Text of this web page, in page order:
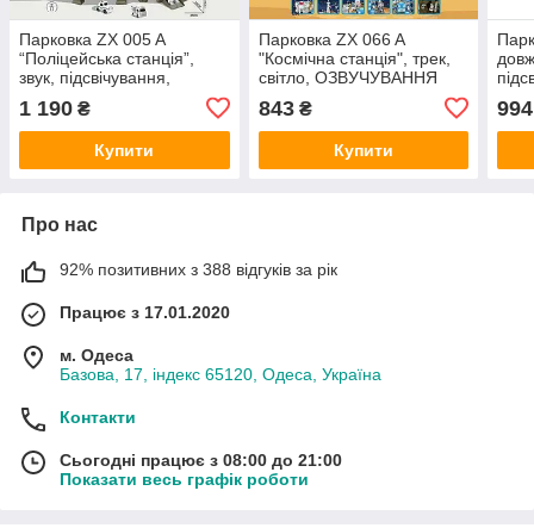
Парковка ZX 005 A
“Поліцейська станція”,
звук, підсвічування,
автоматичний підйомник,
4 моделі мінітранспорту
1 190 ₴
Купити
Парковка ZX 066 A
"Космічна станція", трек,
світло, ОЗВУЧУВАННЯ
АНГЛІЙСЬКОЮ МОВОЮ,
ракета, 4 модельки
транспорту, 2 механічні
843₴
Купити
4
994
Про нас
92% позитивних з 388 відгуків за рік
Працює з 17.01.2020
м. Одеса
Базова, 17, індекс 65120, Одеса, Україна
Контакти
Сьогодні працює з 08:00 до 21:00
Показати весь графік роботи